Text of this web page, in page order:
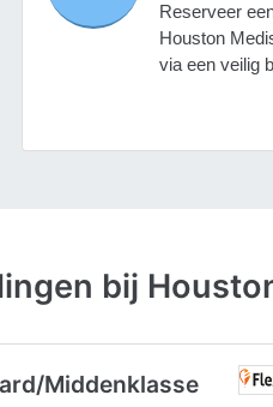
Reserveer
Houston
via een veilig
bij
Middenklasse